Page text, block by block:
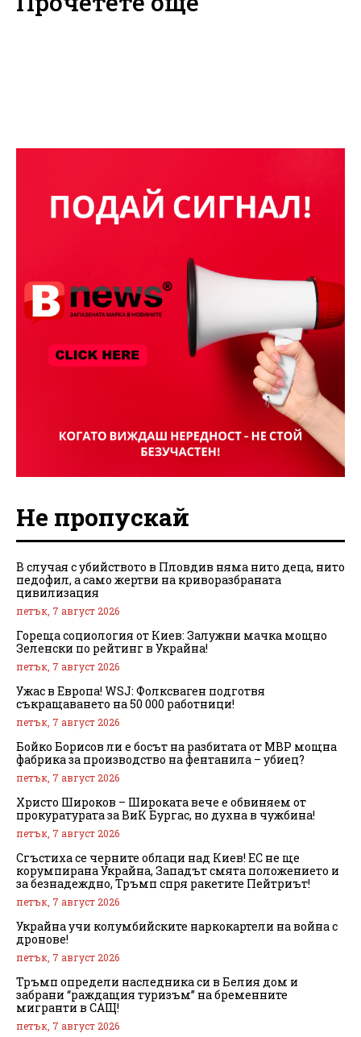
Не пропускай
В случая с убийството в Пловдив няма нито деца, нито
педофил, а само жертви на криворазбраната
цивилизация
петък, 7 август 2026
Гореща социология от Киев: Залужни мачка мощно
Зеленски по рейтинг в Украйна!
петък, 7 август 2026
Ужас в Европа! WSJ: Фолксваген подготвя
съкращаването на 50 000 работници!
петък, 7 август 2026
Бойко Борисов ли е босът на разбитата от МВР мощна
фабрика за производство на фентанила – убиец?
петък, 7 август 2026
Христо Широков – Широката вече е обвиняем от
прокуратурата за ВиК Бургас, но духна в чужбина!
петък, 7 август 2026
Сгъстиха се черните облаци над Киев! ЕС не ще
корумпирана Украйна, Западът смята положението и
за безнадеждно, Тръмп спря ракетите Пейтриът!
петък, 7 август 2026
Украйна учи колумбийските наркокартели на война с
дронове!
петък, 7 август 2026
Тръмп определи наследника си в Белия дом и
забрани “раждащия туризъм” на бременните
мигранти в САЩ!
петък, 7 август 2026